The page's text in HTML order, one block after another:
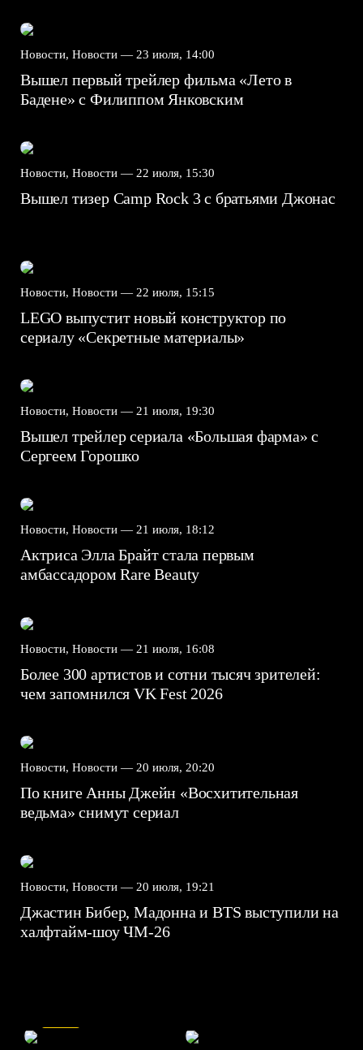
Новости, Новости — 23 июля, 14:00
Вышел первый трейлер фильма «Лето в
Бадене» с Филиппом Янковским
Новости, Новости — 22 июля, 15:30
Вышел тизер Camp Rock 3 с братьями Джонас
Новости, Новости — 22 июля, 15:15
LEGO выпустит новый конструктор по
сериалу «Секретные материалы»
Новости, Новости — 21 июля, 19:30
Вышел трейлер сериала «Большая фарма» с
Сергеем Горошко
Новости, Новости — 21 июля, 18:12
Актриса Элла Брайт стала первым
амбассадором Rare Beauty
Новости, Новости — 21 июля, 16:08
Более 300 артистов и сотни тысяч зрителей:
чем запомнился VK Fest 2026
Новости, Новости — 20 июля, 20:20
По книге Анны Джейн «Восхитительная
ведьма» снимут сериал
Новости, Новости — 20 июля, 19:21
Джастин Бибер, Мадонна и BTS выступили на
халфтайм-шоу ЧМ-26